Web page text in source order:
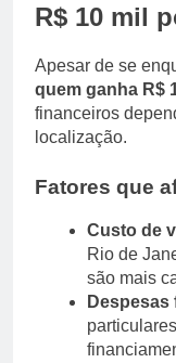
R$ 10 mil
Apesar de se
quem ganha R$
financeiros
localização.
Fatores que
Custo de
Rio de
são mais
Despesas